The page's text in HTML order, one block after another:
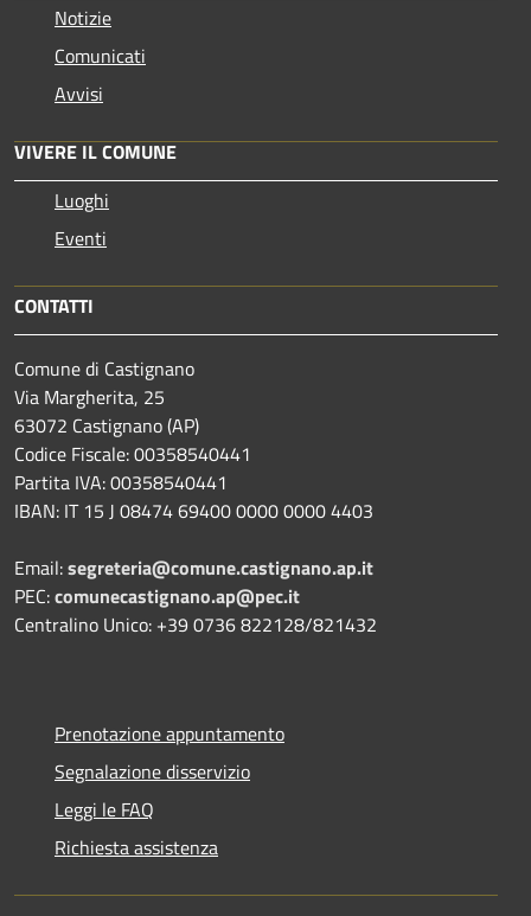
Notizie
Comunicati
Avvisi
VIVERE IL COMUNE
Luoghi
Eventi
CONTATTI
Comune di Castignano
Via Margherita, 25
63072 Castignano (AP)
Codice Fiscale: 00358540441
Partita IVA: 00358540441
IBAN: IT 15 J 08474 69400 0000 0000 4403
Email:segreteria@comune.castignano.ap.it
PEC:comunecastignano.ap@pec.it
Centralino Unico: +39 0736 822128/821432
Prenotazione appuntamento
Segnalazione disservizio
Leggi le FAQ
Richiesta assistenza